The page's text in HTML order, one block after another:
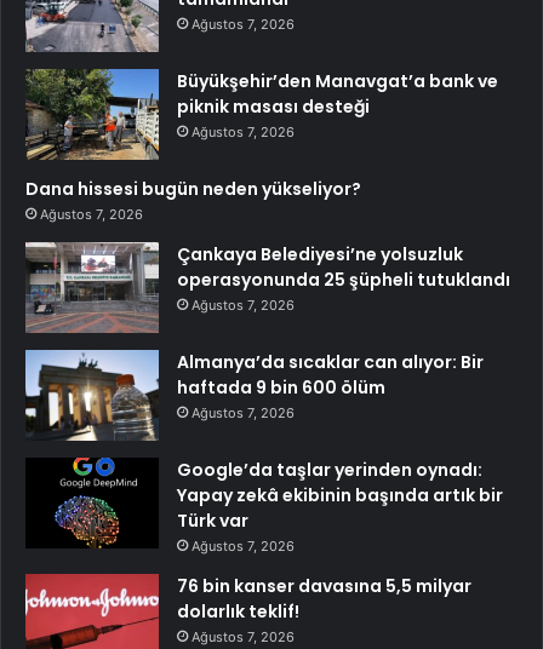
Ağustos 7, 2026
Büyükşehir’den Manavgat’a bank ve
piknik masası desteği
Ağustos 7, 2026
Dana hissesi bugün neden yükseliyor?
Ağustos 7, 2026
Çankaya Belediyesi’ne yolsuzluk
operasyonunda 25 şüpheli tutuklandı
Ağustos 7, 2026
Almanya’da sıcaklar can alıyor: Bir
haftada 9 bin 600 ölüm
Ağustos 7, 2026
Google’da taşlar yerinden oynadı:
Yapay zekâ ekibinin başında artık bir
Türk var
Ağustos 7, 2026
76 bin kanser davasına 5,5 milyar
dolarlık teklif!
Ağustos 7, 2026